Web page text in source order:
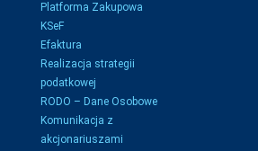
Platforma Zakupowa
KSeF
Efaktura
Realizacja strategii
podatkowej
RODO – Dane Osobowe
Komunikacja z
akcjonariuszami